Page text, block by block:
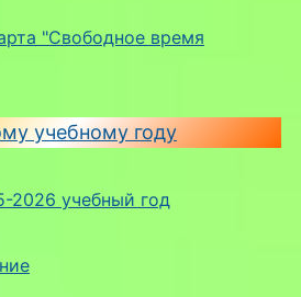
"Свободное время
учебному году
2026 учебный год